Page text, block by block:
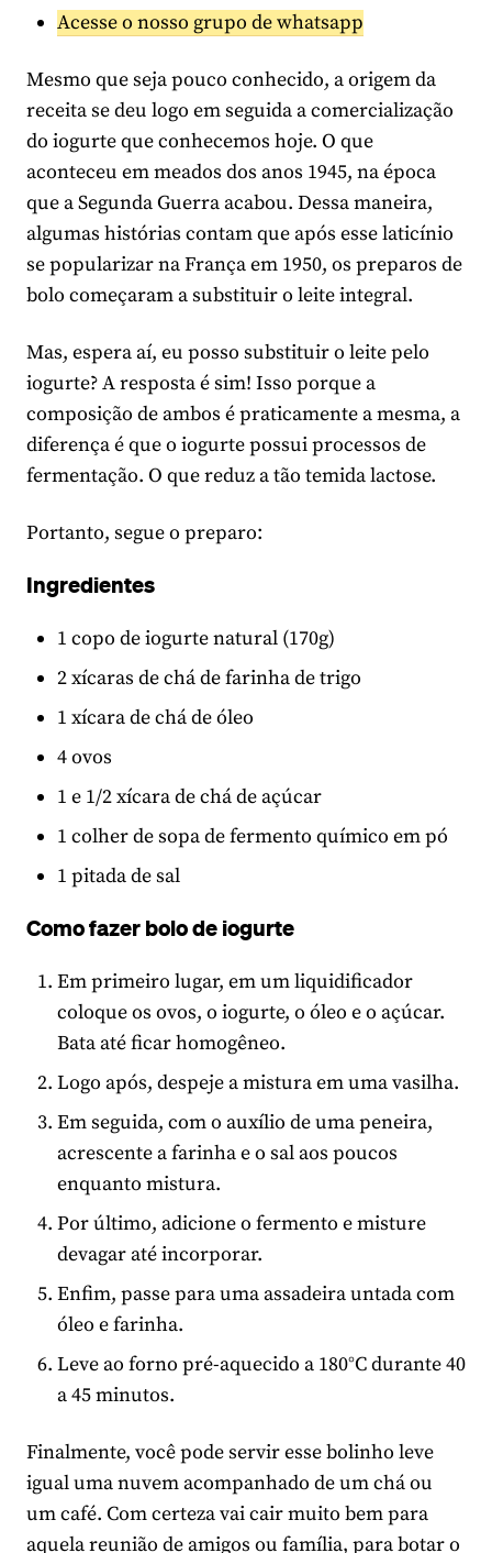
Acesse o nosso grupo de whatsapp
Mesmo que seja pouco conhecido, a origem da
receita se deu logo em seguida a comercialização
do iogurte que conhecemos hoje. O que
aconteceu em meados dos anos 1945, na época
que a Segunda Guerra acabou. Dessa maneira,
algumas histórias contam que após esse laticínio
se popularizar na França em 1950, os preparos de
bolo começaram a substituir o leite integral.
Mas, espera aí, eu posso substituir o leite pelo
iogurte? A resposta é sim! Isso porque a
composição de ambos é praticamente a mesma, a
diferença é que o iogurte possui processos de
fermentação. O que reduz a tão temida lactose.
Portanto, segue o preparo:
Ingredientes
1 copo de iogurte natural (170g)
2 xícaras de chá de farinha de trigo
1 xícara de chá de óleo
4 ovos
1 e 1/2 xícara de chá de açúcar
1 colher de sopa de fermento químico em pó
1 pitada de sal
Como fazer bolo de iogurte
Em primeiro lugar, em um liquidificador
coloque os ovos, o iogurte, o óleo e o açúcar.
Bata até ficar homogêneo.
Logo após, despeje a mistura em uma vasilha.
Em seguida, com o auxílio de uma peneira,
acrescente a farinha e o sal aos poucos
enquanto mistura.
Por último, adicione o fermento e misture
devagar até incorporar.
Enfim, passe para uma assadeira untada com
óleo e farinha.
Leve ao forno pré-aquecido a 180°C durante 40
a 45 minutos.
Finalmente, você pode servir esse bolinho leve
igual uma nuvem acompanhado de um chá ou
um café. Com certeza vai cair muito bem para
aquela reunião de amigos ou família, para botar o